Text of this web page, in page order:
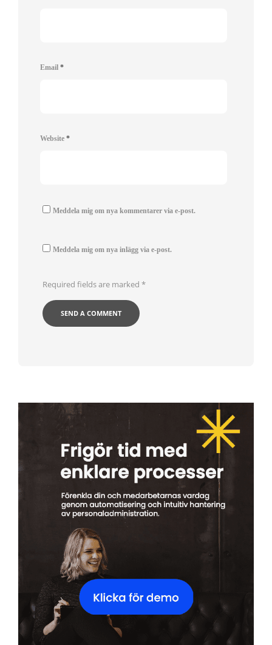
Email *
Website *
Meddela mig om nya kommentarer via e-post.
Meddela mig om nya inlägg via e-post.
Required fields are marked *